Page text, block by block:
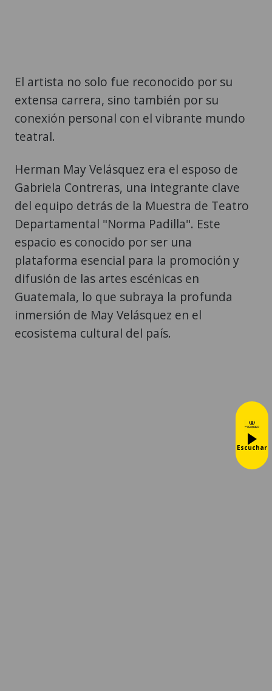
El artista no solo fue reconocido por su
extensa carrera, sino también por su
conexión personal con el vibrante mundo
teatral.
Herman May Velásquez era el esposo de
Gabriela Contreras, una integrante clave
del equipo detrás de la Muestra de Teatro
Departamental "Norma Padilla". Este
espacio es conocido por ser una
plataforma esencial para la promoción y
difusión de las artes escénicas en
Guatemala, lo que subraya la profunda
inmersión de May Velásquez en el
ecosistema cultural del país.
Escuchar